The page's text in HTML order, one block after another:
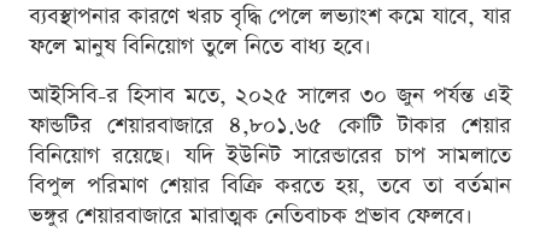
ব্যবস্থাপনার কারণে খরচ বৃদ্ধি পেলে লভ্যাংশ কমে যাবে, যার
ফলে মানুষ বিনিয়োগ তুলে নিতে বাধ্য হবে।
আইসিবি-র হিসাব মতে, ২০২৫ সালের ৩০ জুন পর্যন্ত এই
ফান্ডটির শেয়ারবাজারে ৪,৮০১.৬৫ কোটি টাকার শেয়ার
বিনিয়োগ রয়েছে। যদি ইউনিট সারেন্ডারের চাপ সামলাতে
বিপুল পরিমাণ শেয়ার বিক্রি করতে হয়, তবে তা বর্তমান
ভঙ্গুর শেয়ারবাজারে মারাত্মক নেতিবাচক প্রভাব ফেলবে।